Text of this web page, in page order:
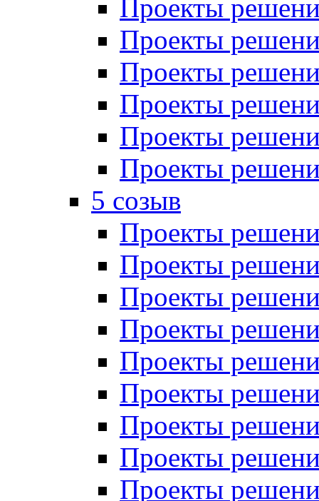
Проекты
Проекты
Проекты
Проекты
Проекты
Проекты
5 созыв
Проекты
Проекты
Проекты
Проекты
Проекты
Проекты
Проекты
Проекты
Проекты